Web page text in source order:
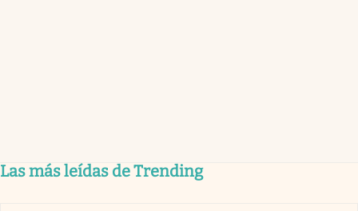
Las más leídas de Trending